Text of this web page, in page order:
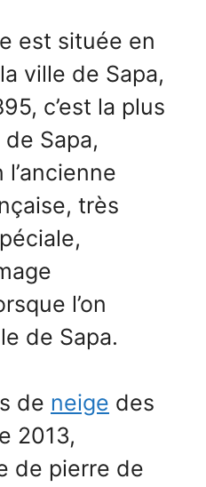
est située en
ville de Sapa,
c’est la plus
Sapa,
très
l’on
de Sapa.
de neige des
2013,
de pierre de